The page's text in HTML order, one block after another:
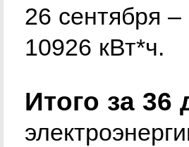
26 сентября
10926 кВт*ч.
Итого за 36